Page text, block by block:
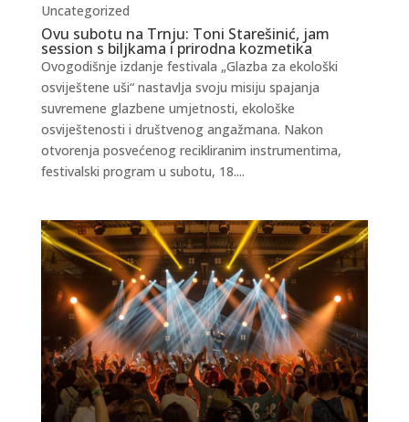
Ovu subotu na Trnju: Toni Starešinić, jam
session s biljkama i prirodna kozmetika
Uncategorized
Ovogodišnje izdanje festivala „Glazba za ekološki
osviještene uši“ nastavlja svoju misiju spajanja
suvremene glazbene umjetnosti, ekološke
osviještenosti i društvenog angažmana. Nakon
otvorenja posvećenog recikliranim instrumentima,
festivalski program u subotu, 18....